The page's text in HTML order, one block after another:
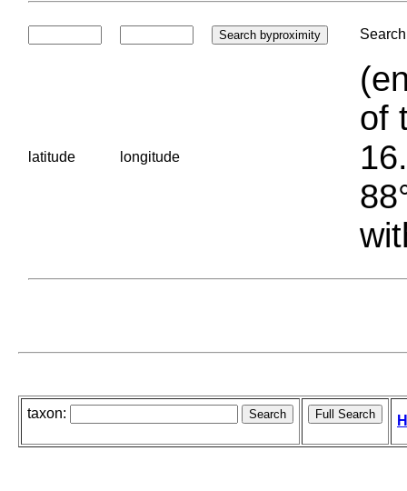
latitude longitude
of
taxon: